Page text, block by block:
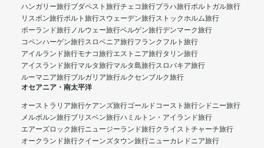
ハンガリー旅行ブダペスト旅行チェコ旅行プラハ旅行ポルトガル旅行
リスボン旅行ポルト旅行スウェーデン旅行ストックホルム旅行
ポーランド旅行ノルウェー旅行ベルゲン旅行デンマーク旅行
コペンハーゲン旅行スロベニア旅行フランクフルト旅行
アイルランド旅行モナコ旅行エストニア旅行タリン旅行
アイスランド旅行マルタ旅行マルタ島旅行スロバキア旅行
ルーマニア旅行ブルガリア旅行ルクセンブルク旅行
オセアニア・南太平洋
オーストラリア旅行ケアンズ旅行ゴールドコースト旅行シドニー旅行
メルボルン旅行ブリスベン旅行ハミルトン・アイランド旅行
エアーズロック旅行ニュージーランド旅行クライストチャーチ旅行
オークランド旅行クイーンズタウン旅行ニューカレドニア旅行